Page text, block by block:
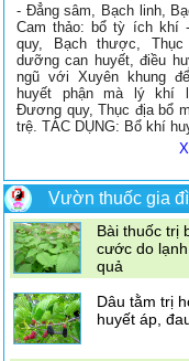
- Đẳng sâm, Bạch linh,
Cam thảo: bổ tỳ ích khí
quy, Bạch thược,
dưỡng can huyết, điều
ngũ với Xuyên khung
huyết phận mà lý khí
Đương quy, Thục địa bổ
trệ. TÁC DỤNG: Bổ khí
Vườn thuốc gia
Dùng vỏ
ho
4 loại gia vị
giúp giảm
10 loại rau
Vitamin C
Bài thuốc trị
cước do
quả
Dâu tằm trị
huyết áp,